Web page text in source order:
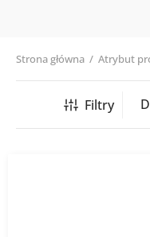
Strona główna / Atrybut
Filtry